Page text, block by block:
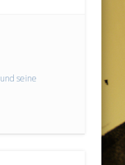
seine